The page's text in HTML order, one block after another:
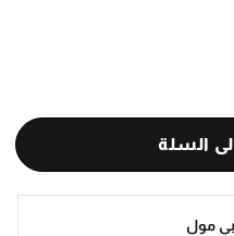
السلة
مول